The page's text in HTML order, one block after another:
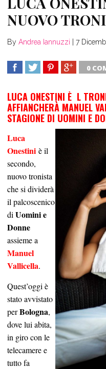
NUOVO
By Andrea Iannuzzi 7
0
LUCA ONESTINI È L
AFFIANCHERÀ MANUEL
STAGIONE DI UOMINI E
Luca
Onestini è il
secondo,
nuovo tronista
che si dividerà
il palcoscenico
diUomini e
Donne
assieme a
Manuel
Vallicella.
Quest’oggi è
stato avvistato
perBologna,
dove lui abita,
in giro con le
telecamere e
tutto fa